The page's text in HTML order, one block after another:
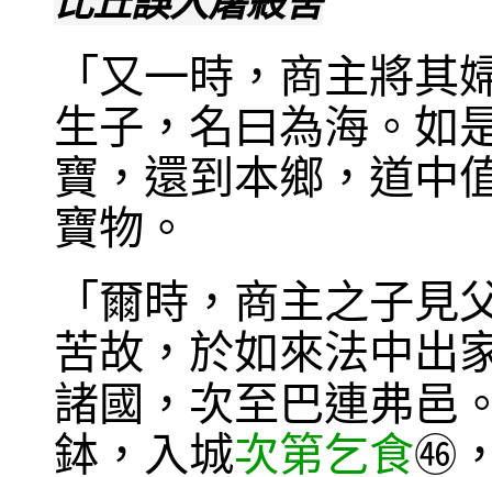
「又一時，商主將
生子，名曰為海。如
寶，還到本鄉，道中
寶物。
「爾時，商主之子
苦故，於如來法中出
諸國，次至巴連弗邑
鉢，入城次第乞食㊻